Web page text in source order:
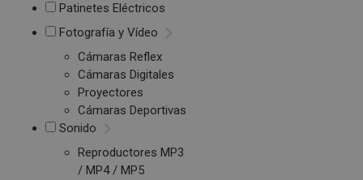
Patinetes Eléctricos
Fotografía y Vídeo
Cámaras Reflex
Cámaras Digitales
Proyectores
Cámaras Deportivas
Sonido
Reproductores MP3
/ MP4 / MP5